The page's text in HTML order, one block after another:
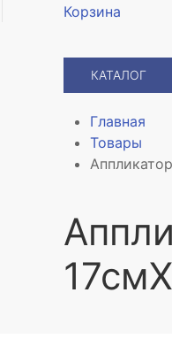
Корзина
КАТАЛОГ
Главная
Товары